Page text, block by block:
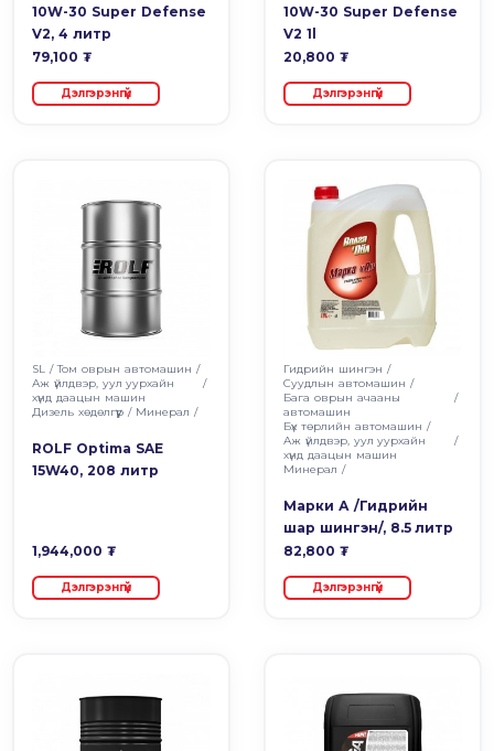
10W-30 Super Defense
V2, 4 литр
79,100 ₮
Дэлгэрэнгүй
10W-30 Super Defense
V2 1l
20,800 ₮
Дэлгэрэнгүй
SL / Том оврын автомашин /
Аж үйлдвэр, уул уурхайн
хүнд даацын машин
/
Дизель хөдөлгүүр / Минерал /
ROLF Optima SAE
15W40, 208 литр
1,944,000 ₮
Дэлгэрэнгүй
Гидрийн шингэн /
Суудлын автомашин /
Бага оврын ачааны
автомашин
/
Бүх төрлийн автомашин /
Аж үйлдвэр, уул уурхайн
хүнд даацын машин
/
Минерал /
Марки А /Гидрийн
шар шингэн/, 8.5 литр
82,800 ₮
Дэлгэрэнгүй